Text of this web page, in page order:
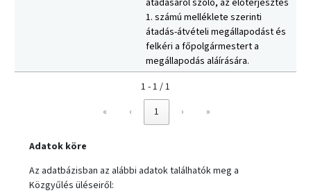
átadásáról szóló, az előterjesztés
1. számú melléklete szerinti
átadás-átvételi megállapodást és
felkéri a főpolgármestert a
megállapodás aláírására.
1 - 1 / 1
«
‹ 1 › »
Adatok köre
Az adatbázisban az alábbi adatok találhatók meg a
Közgyűlés üléseiről: